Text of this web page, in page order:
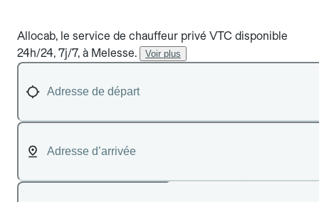
Allocab, le service de chauffeur privé VTC disponible
24h/24, 7j/7, à Melesse.
Voir plus